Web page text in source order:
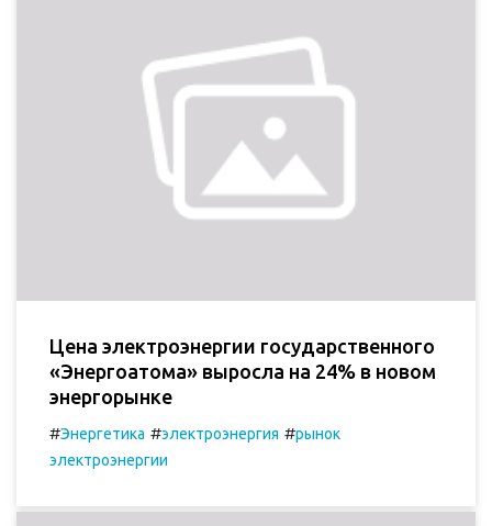
Цена электроэнергии государственного
«Энергоатома» выросла на 24% в новом
энергорынке
#Энергетика #электроэнергия #рынок
электроэнергии